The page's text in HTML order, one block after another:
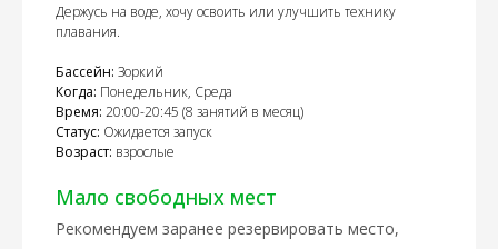
Держусь на воде, хочу освоить или улучшить технику
плавания.
Бассейн: Зоркий
Когда: Понедельник, Среда
Время: 20:00-20:45 (8 занятий в месяц)
Статус: Ожидается запуск
Возраст: взрослые
Мало свободных мест
Рекомендуем заранее резервировать место,